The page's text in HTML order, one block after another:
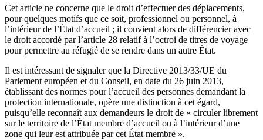
Cet article ne concerne que le droit d’effectuer des déplacements,
pour quelques motifs que ce soit, professionnel ou personnel, à
l’intérieur de l’État d’accueil ; il convient alors de différencier avec
le droit accordé par l’article 28 relatif à l’octroi de titres de voyage
pour permettre au réfugié de se rendre dans un autre État.
Il est intéressant de signaler que la Directive 2013/33/UE du
Parlement européen et du Conseil, en date du 26 juin 2013,
établissant des normes pour l’accueil des personnes demandant la
protection internationale, opère une distinction à cet égard,
puisqu’elle reconnaît aux demandeurs le droit de « circuler librement
sur le territoire de l’État membre d’accueil ou à l’intérieur d’une
zone qui leur est attribuée par cet État membre ».